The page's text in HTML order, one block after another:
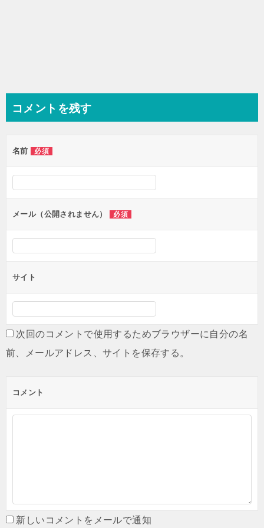
コメントを残す
名前 必須
メール（公開されません） 必須
サイト
次回のコメントで使用するためブラウザーに自分の名
前、メールアドレス、サイトを保存する。
コメント
新しいコメントをメールで通知